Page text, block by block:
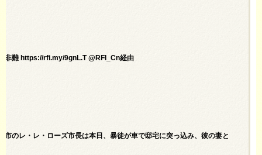
非難 https://rfi.my/9gnL.T @RFI_Cn経由
のレ・レ・ローズ市長は本日、暴徒が車で邸宅に突っ込み、彼の妻と